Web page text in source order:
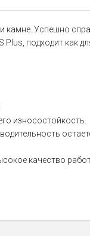
камне. Успешно
подходит как
износостойкость.
качество